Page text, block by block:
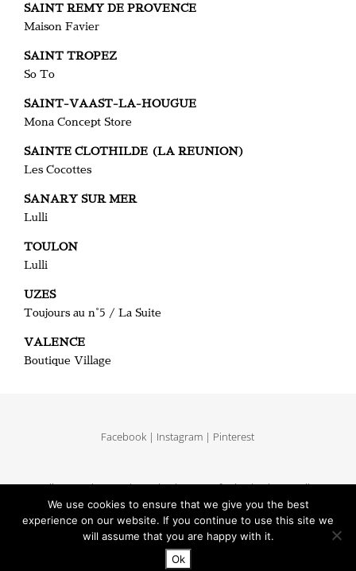
SAINT REMY DE PROVENCE
Maison Favier
SAINT TROPEZ
So To
SAINT-VAAST-LA-HOUGUE
Mona Concept Store
SAINTE CLOTHILDE (LA REUNION)
Les Cocottes
SANARY SUR MER
Lulli
TOULON
Lulli
UZES
Toujours au n°5 / La Suite
VALENCE
Boutique Village
Facebook | Instagram | Pinterest
Delivery and return|Legales|Terms of sales|Privacy Policy
|Site map
Copyright MUUN - Tous droits réservés
We use cookies to ensure that we give you the best
experience on our website. If you continue to use this site we
will assume that you are happy with it.
Ok